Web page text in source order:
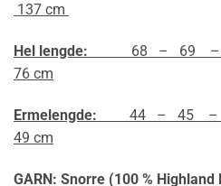
137 cm
Hel lengde: 68 – 69 –
76 cm
Ermelengde: 44 – 45 –
49 cm
GARN: Snorre (100 % Highland